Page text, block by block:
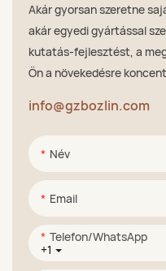
Akár gyorsan szeretne
akár egyedi gyártással
kutatás-fejlesztést, a
Ön a növekedésre
info@gzbozlin.com
Név
Email
+1
Telefon/WhatsApp